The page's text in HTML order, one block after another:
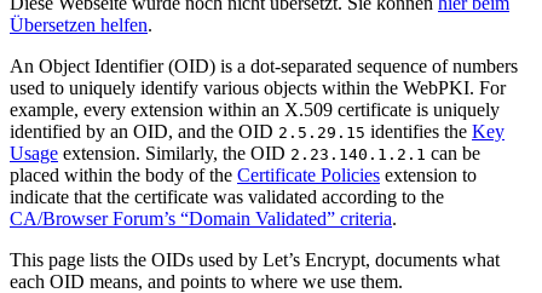
Übersetzen helfen.
An Object Identifier (OID) is a dot-separated sequence of numbers
used to uniquely identify various objects within the WebPKI. For
example, every extension within an X.509 certificate is uniquely
identified by an OID, and the OID 2.5.29.15 identifies the Key
Usage extension. Similarly, the OID 2.23.140.1.2.1 can be
placed within the body of the Certificate Policies extension to
indicate that the certificate was validated according to the
CA/Browser Forum’s “Domain Validated” criteria.
This page lists the OIDs used by Let’s Encrypt, documents what
each OID means, and points to where we use them.